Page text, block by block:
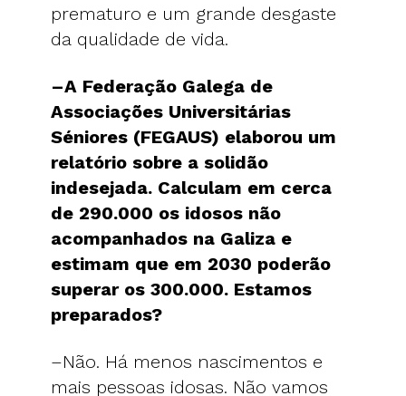
prematuro e um grande desgaste
da qualidade de vida.
–A Federação Galega de
Associações Universitárias
Séniores (FEGAUS) elaborou um
relatório sobre a solidão
indesejada. Calculam em cerca
de 290.000 os idosos não
acompanhados na Galiza e
estimam que em 2030 poderão
superar os 300.000. Estamos
preparados?
–Não. Há menos nascimentos e
mais pessoas idosas. Não vamos